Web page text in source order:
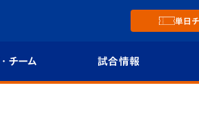
単日
チーム 試合情報